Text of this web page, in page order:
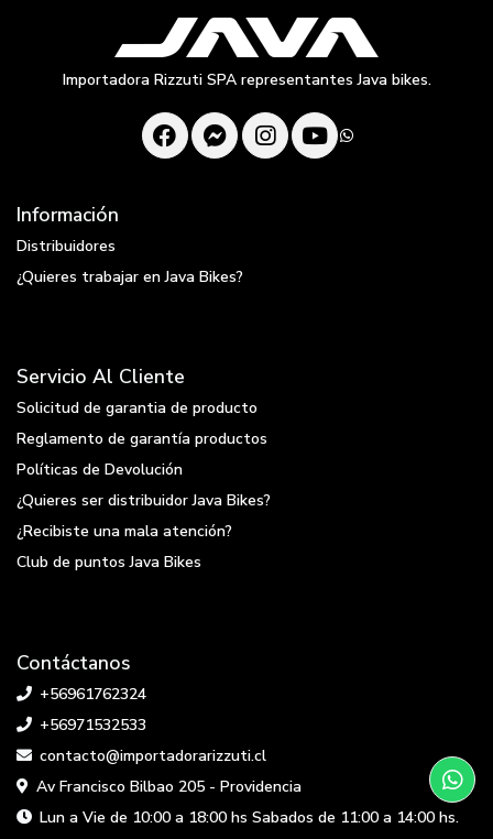
Importadora Rizzuti SPA representantes Java bikes.
Información
Distribuidores
¿Quieres trabajar en Java Bikes?
Servicio Al Cliente
Solicitud de garantia de producto
Reglamento de garantía productos
Políticas de Devolución
¿Quieres ser distribuidor Java Bikes?
¿Recibiste una mala atención?
Club de puntos Java Bikes
Contáctanos
+56961762324
+56971532533
contacto@importadorarizzuti.cl
Av Francisco Bilbao 205 - Providencia
Lun a Vie de 10:00 a 18:00 hs Sabados de 11:00 a 14:00 hs.